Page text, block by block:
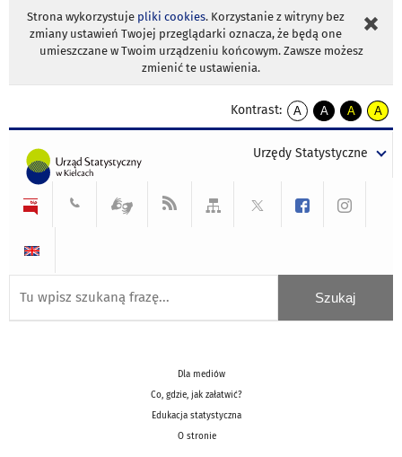
Strona wykorzystuje pliki cookies. Korzystanie z witryny bez
zmiany ustawień Twojej przeglądarki oznacza, że będą one
umieszczane w Twoim urządzeniu końcowym. Zawsze możesz
zmienić te ustawienia.
Kontrast:
A
kontrast
A
kontrast
tekst
czarnym
A
kontrast
tekst
czarnym
A
tekst
żółtym
Urzędy Statystyczne
Dla mediów
Co, gdzie, jak załatwić?
Edukacja statystyczna
O stronie